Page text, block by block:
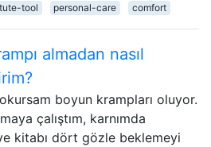
tool personal-care comfort
almadan nasıl
boyun krampları oluyor.
çalıştım, karnımda
kitabı dört gözle beklemeyi